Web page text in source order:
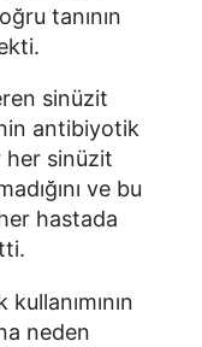
tanının
sinüzit
antibiyotik
her sinüzit
ve bu
hastada
neden